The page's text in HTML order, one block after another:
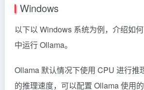
Windows
以下以 Windows 系统为例，介绍如
中运行 Ollama。
Ollama 默认情况下使用 CPU 进行推
的推理速度，可以配置 Ollama 使用